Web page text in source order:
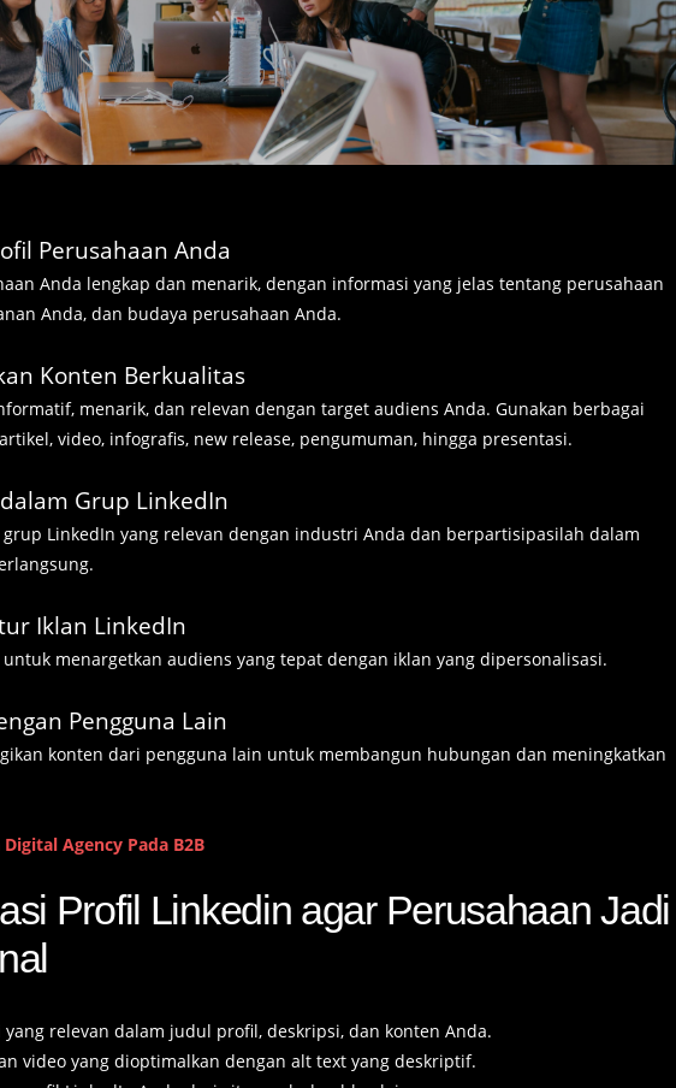
Perusahaan Anda
Anda lengkap dan menarik, dengan informasi yang jelas tentang perusahaan
Anda, dan budaya perusahaan Anda.
Konten Berkualitas
menarik, dan relevan dengan target audiens Anda. Gunakan berbagai
video, infografis, new release, pengumuman, hingga presentasi.
Grup LinkedIn
LinkedIn yang relevan dengan industri Anda dan berpartisipasilah dalam
Iklan LinkedIn
menargetkan audiens yang tepat dengan iklan yang dipersonalisasi.
Pengguna Lain
konten dari pengguna lain untuk membangun hubungan dan meningkatkan
Agency Pada B2B
Profil Linkedin agar Perusahaan Jadi
yang relevan dalam judul profil, deskripsi, dan konten Anda.
video yang dioptimalkan dengan alt text yang deskriptif.